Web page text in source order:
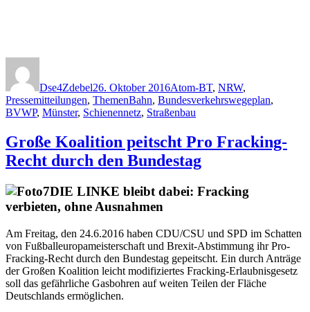
Dse4Zdebel26. Oktober 2016Atom-BT, NRW,
Pressemitteilungen, ThemenSchlagwörter
Bahn, Bundesverkehrswegeplan,
BVWP, Münster, Schienennetz, Straßenbau
Große Koalition peitscht Pro Fracking-
Recht durch den Bundestag
DIE LINKE bleibt dabei: Fracking
verbieten, ohne Ausnahmen
Am Freitag, den 24.6.2016 haben CDU/CSU und SPD im Schatten
von Fußballeuropameisterschaft und Brexit-Abstimmung ihr Pro-
Fracking-Recht durch den Bundestag gepeitscht. Ein durch Anträge
der Großen Koalition leicht modifiziertes Fracking-Erlaubnisgesetz
soll das gefährliche Gasbohren auf weiten Teilen der Fläche
Deutschlands ermöglichen.